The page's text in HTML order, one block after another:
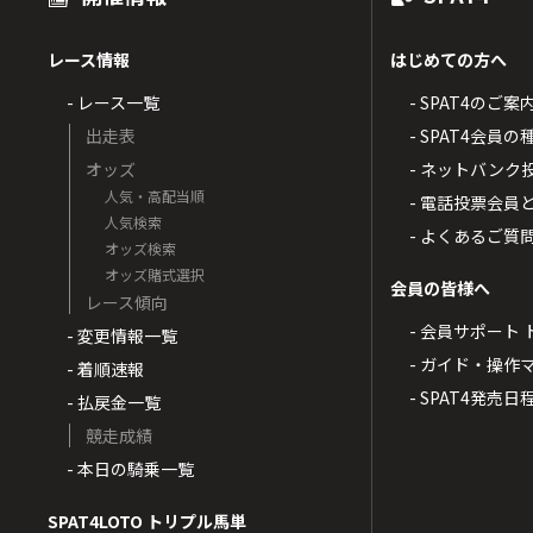
レース情報
- レース一覧
出走表
オッズ
人気・高配当順
人気検索
オッズ検索
オッズ賭式選択
レース傾向
- 変更情報一覧
- 着順速報
- 払戻金一覧
競走成績
- 本日の騎乗一覧
SPAT4LOTO トリプル馬単
はじめての方へ
- SPAT4のご案
- SPAT4会員の
- ネットバンク
- 電話投票会員
- よくあるご質
会員の皆様へ
- 会員サポート
- ガイド・操作
- SPAT4発売日